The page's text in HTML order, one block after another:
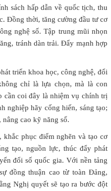
sách hấp dẫn về quốc tịch, thu
Đồng thời, tăng cường đầu tư cơ
nghệ số. Tập trung mũi nhọn
tránh dàn trải. Đẩy mạnh hợp
triển khoa học, công nghệ, đổi
chỉ là lựa chọn, mà là con
cần coi đây là nhiệm vụ chính trị
nghiệp hãy cống hiến, sáng tạo;
cao kỹ năng số.
phục điểm nghẽn và tạo cơ
tạo, nguồn lực, thúc đẩy phát
đổi số quốc gia. Với nền tảng
đồng thuận cao từ toàn Đảng,
Nghị quyết sẽ tạo ra bước đột